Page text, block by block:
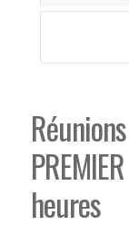
heures